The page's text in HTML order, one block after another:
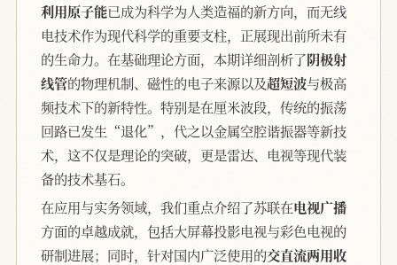
利用原子能已成为科学为人类造福的新方向，而无线
电技术作为现代科学的重要支柱，正展现出前所未有
的生命力。在基础理论方面，本期详细剖析了阴极射
线管的物理机制、磁性的电子来源以及超短波与极高
频技术下的新特性。特别是在厘米波段，传统的振荡
回路已发生“退化”，代之以金属空腔谐振器等新技
术，这不仅是理论的突破，更是雷达、电视等现代装
备的技术基石。
在应用与实务领域，我们重点介绍了苏联在电视广播
方面的卓越成就，包括大屏幕投影电视与彩色电视的
研制进展；同时，针对国内广泛使用的交直流两用收